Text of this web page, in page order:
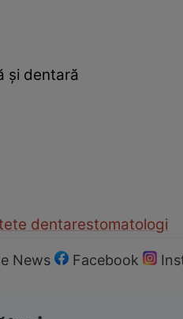
şi dentară
dentarestomatologi
News Facebook